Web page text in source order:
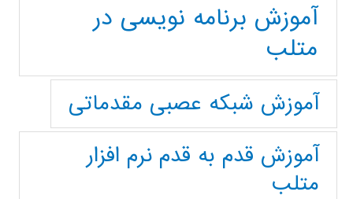
آموزش برنامه نویسی در
متلب
آموزش شبکه عصبی مقدماتی
آموزش قدم به قدم نرم افزار
متلب